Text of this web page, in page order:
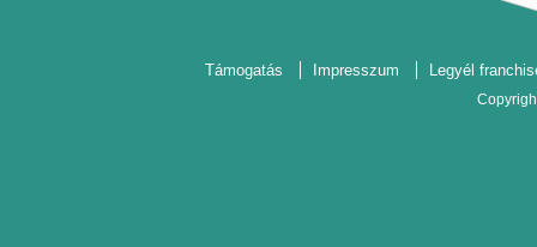
Támogatás Impresszum Legyél